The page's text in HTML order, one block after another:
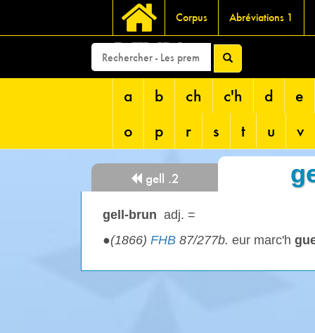
Corpus Abréviations 1
DEVRI
a b ch c'h d
e
o
p r s t u v
gell .2
gell-brun adj. =
●(1866) FHB 87/277b. eur marc'h